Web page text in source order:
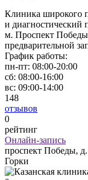
Клиника широкого
и диагностический
м. Проспект
предварительной
График работы:
пн-пт: 08:00-20:00
сб: 08:00-16:00
вс: 09:00-14:00
148
отзывов
0
рейтинг
Онлайн-запись
проспект Победы,
Горки